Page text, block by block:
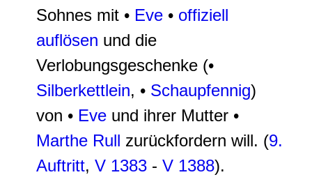
Sohnes mit • Eve • offiziell
auflösen und die
Verlobungsgeschenke (•
Silberkettlein, • Schaupfennig)
von • Eve und ihrer Mutter •
Marthe Rull zurückfordern will. (9.
Auftritt, V 1383 - V 1388).